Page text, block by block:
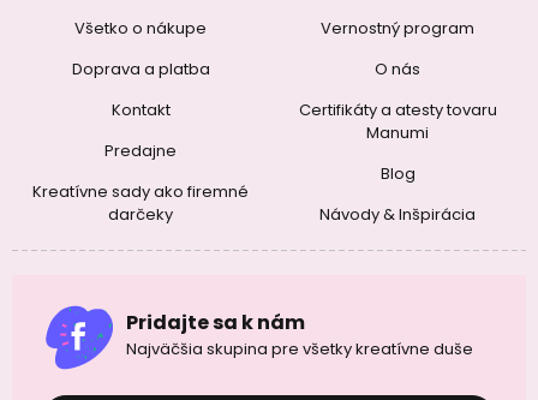
Všetko o nákupe
Doprava a platba
Kontakt
Predajne
Kreatívne sady ako firemné
darčeky
Vernostný program
O nás
Certifikáty a atesty tovaru
Manumi
Blog
Návody & Inšpirácia
Pridajte sa k nám
Najväčšia skupina pre všetky kreatívne duše